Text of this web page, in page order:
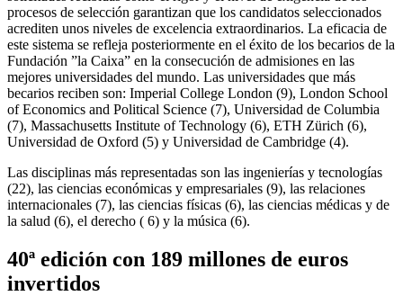
procesos de selección garantizan que los candidatos seleccionados
acrediten unos niveles de excelencia extraordinarios. La eficacia de
este sistema se refleja posteriormente en el éxito de los becarios de la
Fundación ”la Caixa” en la consecución de admisiones en las
mejores universidades del mundo. Las universidades que más
becarios reciben son: Imperial College London (9), London School
of Economics and Political Science (7), Universidad de Columbia
(7), Massachusetts Institute of Technology (6), ETH Zürich (6),
Universidad de Oxford (5) y Universidad de Cambridge (4).
Las disciplinas más representadas son las ingenierías y tecnologías
(22), las ciencias económicas y empresariales (9), las relaciones
internacionales (7), las ciencias físicas (6), las ciencias médicas y de
la salud (6), el derecho ( 6) y la música (6).
40ª edición con 189 millones de euros
invertidos